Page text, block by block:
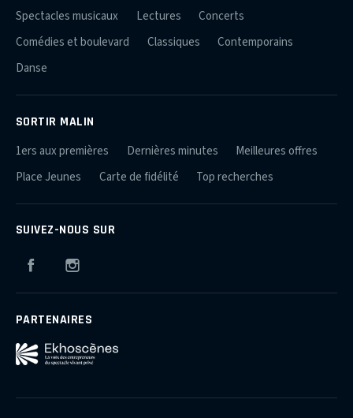
Spectacles musicaux
Lectures
Concerts
Comédies et boulevard
Classiques
Contemporains
Danse
SORTIR MALIN
1ers aux premières Dernières minutes
Meilleures offres
Place Jeunes
Carte de fidélité Top recherches
SUIVEZ-NOUS SUR
Facebook
PARTENAIRES